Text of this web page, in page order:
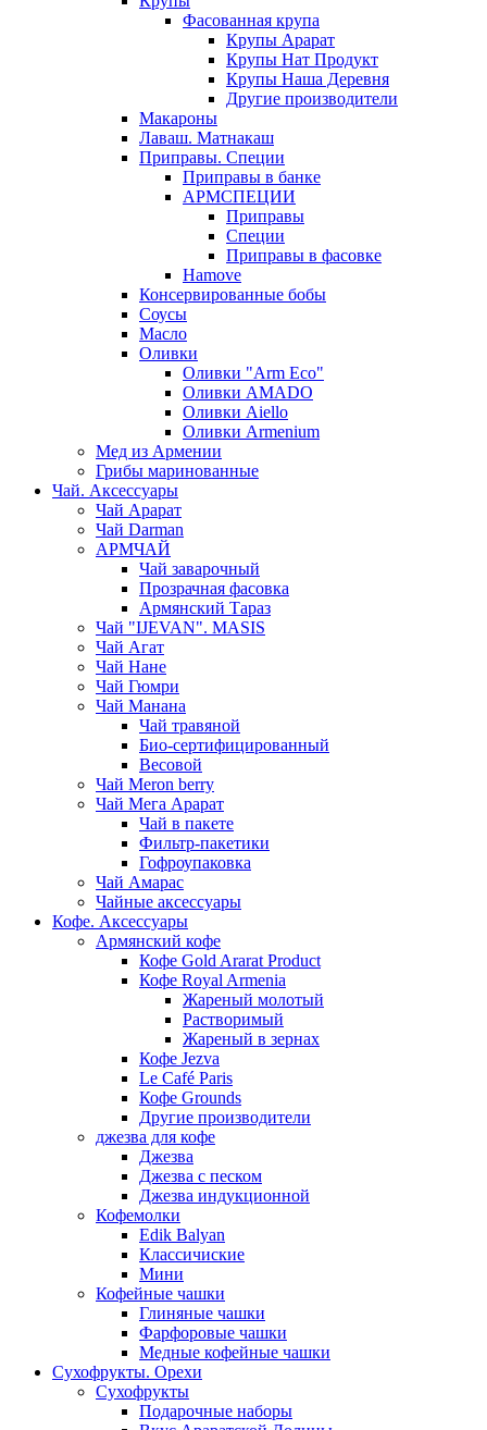
Фасованная крупа
Крупы Арарат
Крупы Нат Продукт
Крупы Наша Деревня
Другие производители
Макароны
Лаваш. Матнакаш
Приправы. Специи
Приправы в банке
АРМСПЕЦИИ
Приправы
Специи
Приправы в фасовке
Hamove
Консервированные бобы
Соусы
Масло
Оливки
Оливки "Arm Eco"
Оливки AMADO
Оливки Aiello
Оливки Armenium
Мед из Армении
Грибы маринованные
Чай. Аксессуары
Чай Арарат
Чай Darman
АРМЧАЙ
Чай заварочный
Прозрачная фасовка
Армянский Тараз
Чай "IJEVAN". MASIS
Чай Агат
Чай Нане
Чай Гюмри
Чай Манана
Чай травяной
Био-сертифицированный
Весовой
Чай Meron berry
Чай Мега Арарат
Чай в пакете
Фильтр-пакетики
Гофроупаковка
Чай Амарас
Чайные аксессуары
Кофе. Аксессуары
Армянский кофе
Кофе Gold Ararat Product
Кофе Royal Armenia
Жареный молотый
Растворимый
Жареный в зернах
Кофе Jezva
Le Café Paris
Кофе Grounds
Другие производители
джезва для кофе
Джезва
Джезва с песком
Джезва индукционной
Кофемолки
Edik Balyan
Классичиские
Мини
Кофейные чашки
Глиняные чашки
Фарфоровые чашки
Медные кофейные чашки
Сухофрукты. Орехи
Сухофрукты
Подарочные наборы